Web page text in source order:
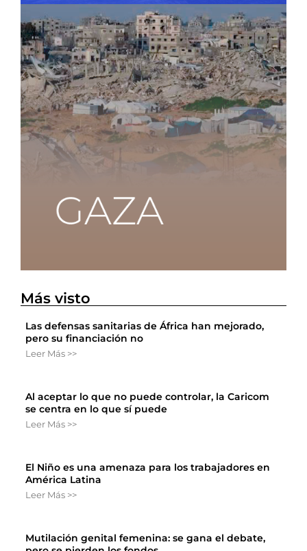
Más visto
Las defensas sanitarias de África han mejorado,
pero su financiación no
Leer Más >>
Al aceptar lo que no puede controlar, la Caricom
se centra en lo que sí puede
Leer Más >>
El Niño es una amenaza para los trabajadores en
América Latina
Leer Más >>
Mutilación genital femenina: se gana el debate,